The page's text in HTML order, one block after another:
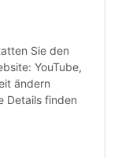
Sie den
YouTube,
ändern
Details finden